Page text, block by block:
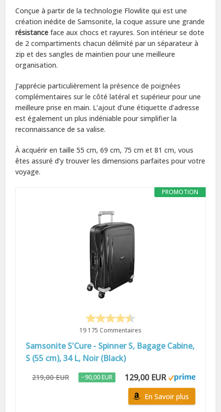
Conçue à partir de la technologie Flowlite qui est une
création inédite de Samsonite, la coque assure une grande
résistanceface aux chocs et rayures. Son intérieur se dote
de 2 compartiments chacun délimité par un séparateur à
zip et des sangles de maintien pour une meilleure
organisation.
J’apprécie particulièrement la présence de poignées
complémentaires sur le côté latéral et supérieur pour une
meilleure prise en main. L’ajout d’une étiquette d’adresse
est également un plus indéniable pour simplifier la
reconnaissance de sa valise.
À acquérir en taille 55 cm, 69 cm, 75 cm et 81 cm, vous
êtes assuré d’y trouver les dimensions parfaites pour votre
voyage.
PROMOTION
19 175 Commentaires
Samsonite S'Cure - Spinner S, Bagage Cabine,
S (55 cm), 34 L, Noir (Black)
219,00 EUR −90,00 EUR 129,00 EUR
En Savoir plus